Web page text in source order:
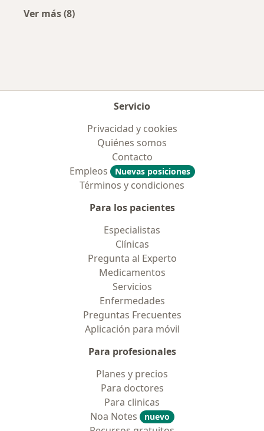
Ver más (8)
Servicio
Privacidad y cookies
Quiénes somos
Contacto
Empleos
Nuevas posiciones
Términos y condiciones
Para los pacientes
Especialistas
Clínicas
Pregunta al Experto
Medicamentos
Servicios
Enfermedades
Preguntas Frecuentes
Aplicación para móvil
Para profesionales
Planes y precios
Para doctores
Para clinicas
Noa Notes
nuevo